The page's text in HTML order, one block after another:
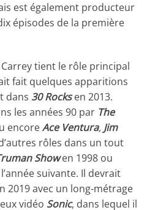
est également producteur
épisodes de la première
tient le rôle principal
fait quelques apparitions
dans 30 Rocksen 2013.
les années 90 par The
encoreAce Ventura, Jim
rôles dans un tout
Showen 1998 ou
suivante. Il devrait
2019 avec un long-métrage
vidéo Sonic, dans lequel il